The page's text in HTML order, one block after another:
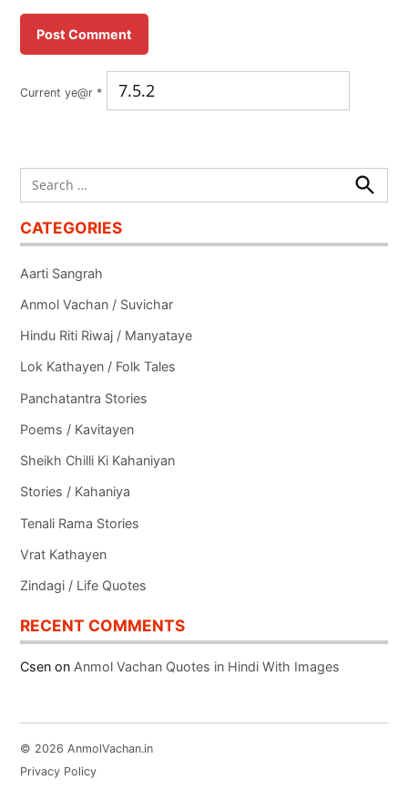
Current ye@r *
Search
for:
Search
CATEGORIES
Aarti Sangrah
Anmol Vachan / Suvichar
Hindu Riti Riwaj / Manyataye
Lok Kathayen / Folk Tales
Panchatantra Stories
Poems / Kavitayen
Sheikh Chilli Ki Kahaniyan
Stories / Kahaniya
Tenali Rama Stories
Vrat Kathayen
Zindagi / Life Quotes
RECENT COMMENTS
Csen on Anmol Vachan Quotes in Hindi With Images
© 2026 AnmolVachan.in
Privacy Policy